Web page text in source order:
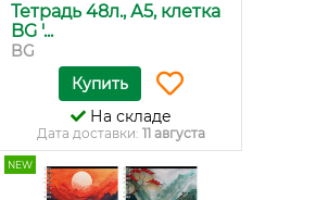
Тетрадь 48л., А5, клетка
BG '...
BG
Купить
На складе
Дата доставки: 11 августа
NEW